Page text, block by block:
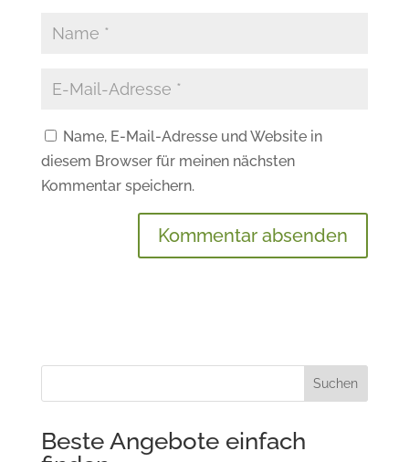
Name, E-Mail-Adresse und Website in
diesem Browser für meinen nächsten
Kommentar speichern.
Suchen
Beste Angebote einfach